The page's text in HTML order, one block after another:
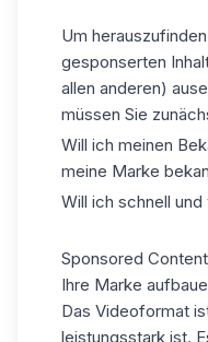
Um
gesponserten
allen anderen)
müssen Sie
Will ich meinen
meine Marke
Will ich schnell
Sponsored
Ihre Marke
Das Videoformat
leistungsstark ist.